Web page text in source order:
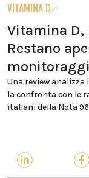
VITAMINA D
Vitamina D,
Restano
Una review analizza
la confronta con le
italiani della Nota